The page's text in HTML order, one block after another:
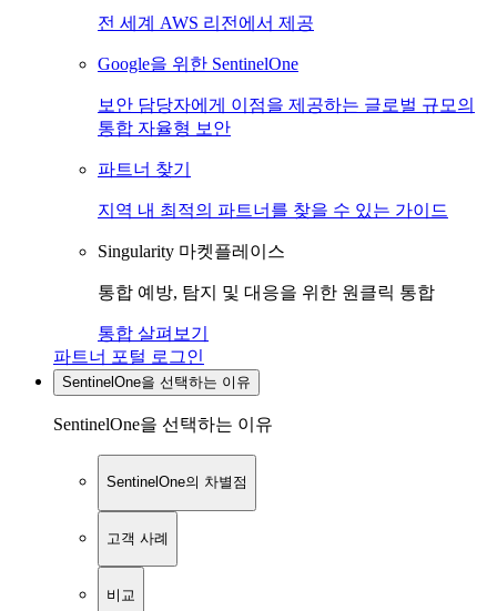
전 세계 AWS 리전에서 제공
Google을 위한 SentinelOne
보안 담당자에게 이점을 제공하는 글로벌 규모의
통합 자율형 보안
파트너 찾기
지역 내 최적의 파트너를 찾을 수 있는 가이드
Singularity 마켓플레이스
통합 예방, 탐지 및 대응을 위한 원클릭 통합
통합 살펴보기
파트너 포털 로그인
SentinelOne을 선택하는 이유
SentinelOne을 선택하는 이유
SentinelOne의 차별점
고객 사례
비교